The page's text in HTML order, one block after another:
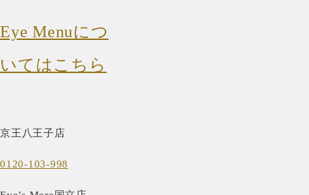
Eye Menuにつ
いてはこちら
京王八王子店
0120-103-998